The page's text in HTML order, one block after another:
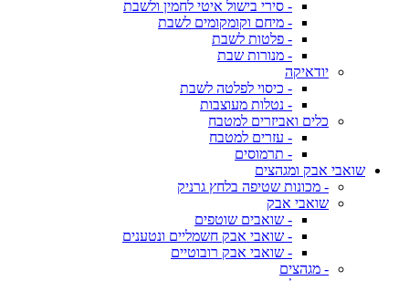
- סירי בישול איטי לחמין ולשבת
- מיחם וקומקומים לשבת
- פלטות לשבת
- מנורות שבת
יודאיקה
- כיסוי לפלטה לשבת
- נטלות מעוצבות
כלים ואביזרים למטבח
- עזרים למטבח
- תרמוסים
שואבי אבק ומגהצים
- מכונות שטיפה בלחץ גרניק
שואבי אבק
- שואבים שוטפים
- שואבי אבק חשמליים ונטענים
- שואבי אבק רובוטיים
- מגהצים